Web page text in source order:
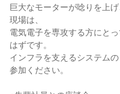
巨大なモーターが唸りを上
現場は、
電気電子を専攻する方にと
はずです。
インフラを支えるシステム
参加ください。